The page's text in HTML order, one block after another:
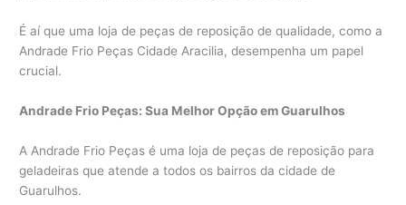
É aí que uma loja de peças de reposição de qualidade, como a
Andrade Frio Peças Cidade Aracilia, desempenha um papel
crucial.
Andrade Frio Peças: Sua Melhor Opção em Guarulhos
A Andrade Frio Peças é uma loja de peças de reposição para
geladeiras que atende a todos os bairros da cidade de
Guarulhos.